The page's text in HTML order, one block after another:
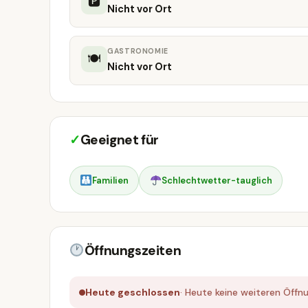
Nicht vor Ort
🍽 GASTRONOMIE
Nicht vor Ort
✓Geeignet für
Familien Schlechtwetter-tauglich
Öffnungszeiten
Heute geschlossen· Heute keine weiteren